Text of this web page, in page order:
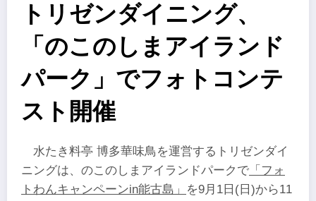
トリゼンダイニング、
「のこのしまアイランド
パーク」でフォトコンテ
スト開催
水たき料亭 博多華味鳥を運営するトリゼンダイ
ニングは、のこのしまアイランドパークで 「フォ
トわんキャンペーンin能古島」
を9月1日(日)から11